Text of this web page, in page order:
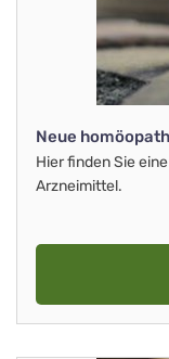
Neue
Hier finden Sie
Arzneimittel.